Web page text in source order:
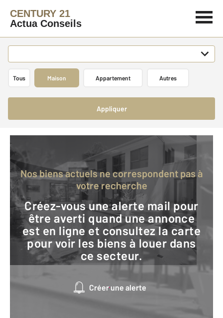
CENTURY 21
Actua Conseils
Tous Maison Appartement Autres
Appliquer
Nos biens actuels ne correspondent pas à
votre recherche
Créez-vous une alerte mail pour
être averti quand une annonce
est en ligne et consultez la carte
pour voir les biens à louer dans
ce secteur.
Créer une alerte